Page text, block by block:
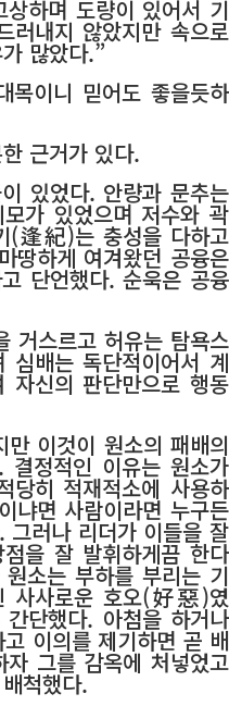
하며 도량이 있어서 기
러내지 않았지만 속으로
많았다.”
목이니 믿어도 좋을듯하
근거가 있다.
있었다. 안량과 문추는
가 있었으며 저수와 곽
(逢紀)는 충성을 다하고
땅하게 여겨왔던 공융은
단언했다. 순욱은 공융
거스르고 허유는 탐욕스
심배는 독단적이어서 계
자신의 판단만으로 행동
이것이 원소의 패배의
정적인 이유는 원소가
당히 적재적소에 사용하
냐면 사람이라면 누구든
그러나 리더가 이들을 잘
을 잘 발휘하게끔 한다
소는 부하를 부리는 기
사사로운 호오(好惡)였
단했다. 아첨을 하거나
이의를 제기하면 곧 배
그를 감옥에 처넣었고
척했다.